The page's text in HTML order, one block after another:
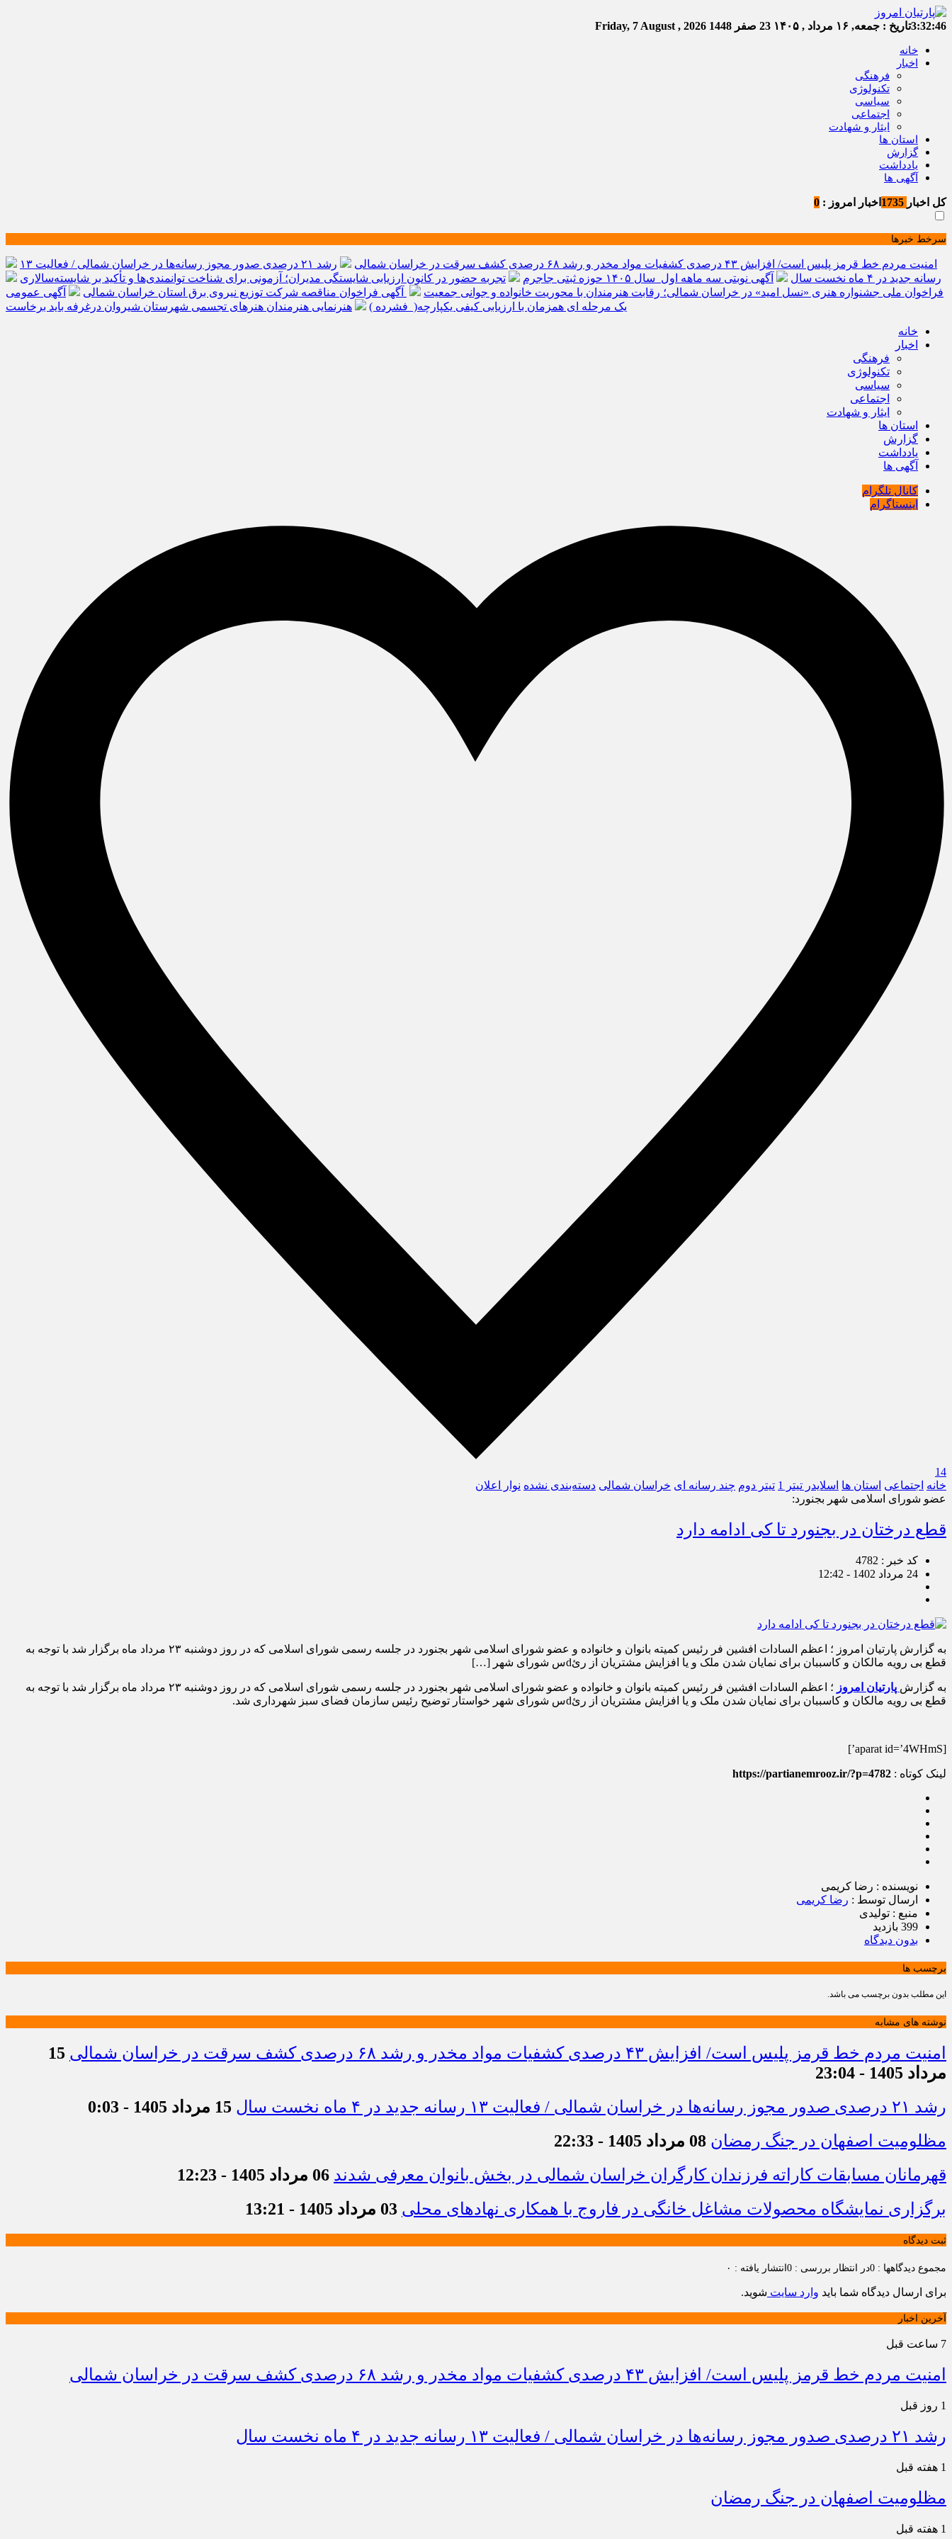
3:32:47تاریخ : جمعه, ۱۶ مرداد , ۱۴۰۵ 23 صفر 1448
خانه
اخبار
فرهنگی
تکنولوژی
سیاسی
اجتماعی
ایثار و شهادت
استان ها
گزارش
یادداشت
آگهی ها
کل اخبار اخبار امروز : 0
سرخط خبرها
امنیت مردم خط قرمز پلیس است/ افزایش ۴۳ درصدی کشفیات مواد مخدر و رشد ۶۸ درصدی کشف سرقت در خراسان شمالی
رشد ۲۱ درصدی صدور مجوز رسانه‌ها در خراسان شمالی / فعالیت ۱۳
رسانه جدید در ۴ ماه نخست سال
آگهی نوبتی سه ماهه اول سال ۱۴۰۵ حوزه ثبتی جاجرم
تجربه حضور در کانون ارزیابی شایستگی مدیران؛ آزمونی برای شناخت توانمندی‌ها و تأکید بر شایسته‌سالاری
فراخوان ملی جشنواره هنری «نسل امید» در خراسان شمالی؛ رقابت هنرمندان با محوریت خانواده و جوانی جمعیت
آگهی فراخوان مناقصه شرکت توزیع نیروی برق استان خراسان شمالی
آگهی عمومی
یک مرحله ای همزمان با ارزیابی کیفی یکپارچه( فشرده )
هنرنمایی هنرمندان هنرهای تجسمی شهرستان شیروان درغرفه باید برخاست
خانه
اخبار
فرهنگی
تکنولوژی
سیاسی
اجتماعی
ایثار و شهادت
استان ها
گزارش
یادداشت
آگهی ها
کانال تلگرام
اینستاگرام
14
خانه اجتماعی استان ها اسلایدر تیتر 1 تیتر دوم چند رسانه ای خراسان شمالی دسته‌بندی نشده نوار اعلان
عضو شورای اسلامی شهر بجنورد:
قطع درختان در بجنورد تا کی ادامه دارد
کد خبر : 4782
24 مرداد 1402 - 12:42
به گزارش پارتیان امروز ؛ اعظم السادات افشین فر رئیس کمیته بانوان و خانواده و عضو شورای اسلامی شهر بجنورد در جلسه رسمی شورای اسلامی که در روز دوشنبه ۲۳ مرداد ماه برگزار شد با توجه به
قطع بی رویه مالکان و کاسببان برای نمایان شدن ملک و یا افزایش مشتریان از رئdس شورای شهر […]
به گزارش پارتیان امروز
؛ اعظم السادات افشین فر رئیس کمیته بانوان و خانواده و عضو شورای اسلامی شهر بجنورد در جلسه رسمی شورای اسلامی که در روز دوشنبه ۲۳ مرداد ماه برگزار شد با توجه به
قطع بی رویه مالکان و کاسببان برای نمایان شدن ملک و یا افزایش مشتریان از رئdس شورای شهر خواستار توضیح رئیس سازمان فضای سبز شهرداری شد.
[aparat id=’4WHmS’]
لینک کوتاه : https://partianemrooz.ir/?p=4782
نویسنده : رضا کریمی
ارسال توسط : رضا کریمی
منبع : تولیدی
399 بازدید
بدون دیدگاه
برچسب ها
این مطلب بدون برچسب می باشد.
نوشته های مشابه
امنیت مردم خط قرمز پلیس است/ افزایش ۴۳ درصدی کشفیات مواد مخدر و رشد ۶۸ درصدی کشف سرقت در خراسان شمالی
15
مرداد 1405 - 23:04
رشد ۲۱ درصدی صدور مجوز رسانه‌ها در خراسان شمالی / فعالیت ۱۳ رسانه جدید در ۴ ماه نخست سال
15 مرداد 1405 - 0:03
مظلومیت اصفهان در جنگ رمضان 08 مرداد 1405 - 22:33
قهرمانان مسابقات کاراته فرزندان کارگران خراسان شمالی در بخش بانوان معرفی شدند 06 مرداد 1405 - 12:23
برگزاری نمایشگاه محصولات مشاغل خانگی در فاروج با همکاری نهادهای محلی 03 مرداد 1405 - 13:21
ثبت دیدگاه
مجموع دیدگاهها : 0 در انتظار بررسی : 0 انتشار یافته : ۰
برای ارسال دیدگاه شما باید وارد سایت شوید.
آخرین اخبار
7 ساعت قبل
امنیت مردم خط قرمز پلیس است/ افزایش ۴۳ درصدی کشفیات مواد مخدر و رشد ۶۸ درصدی کشف سرقت در خراسان شمالی
1 روز قبل
رشد ۲۱ درصدی صدور مجوز رسانه‌ها در خراسان شمالی / فعالیت ۱۳ رسانه جدید در ۴ ماه نخست سال
1 هفته قبل
مظلومیت اصفهان در جنگ رمضان
1 هفته قبل